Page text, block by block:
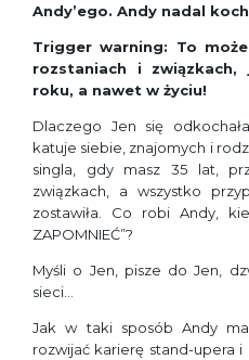
Andy’ego. Andy nadal
Trigger warning: To
rozstaniach i
roku, a nawet w życiu!
Dlaczego Jen się
katuje siebie, znajomych i
singla, gdy masz 35 lat,
związkach, a wszystko
zostawiła. Co robi Andy,
ZAPOMNIEĆ”?
Myśli o Jen, pisze do Jen,
sieci…
Jak w taki sposób Andy
rozwijać karierę stand-upera